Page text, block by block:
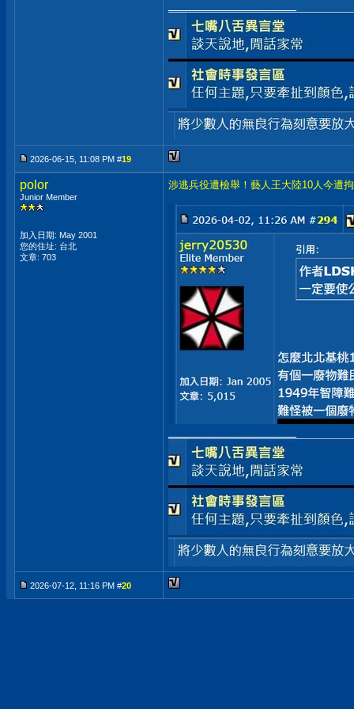
2026-06-15, 11:08 PM #19
polor
Junior Member
加入日期: May 2001
您的住址: 台北
文章: 703
涉逃兵役遭檢舉！藝人王大陸10人今
2026-07-12, 11:16 PM #20